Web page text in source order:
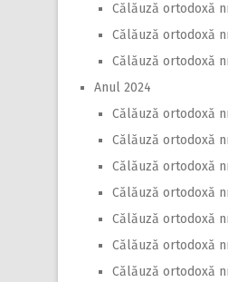
Călăuză ortodoxă
Călăuză ortodoxă
Călăuză ortodoxă
Anul 2024
Călăuză ortodoxă
Călăuză ortodoxă
Călăuză ortodoxă
Călăuză ortodoxă
Călăuză ortodoxă
Călăuză ortodoxă
Călăuză ortodoxă